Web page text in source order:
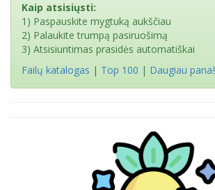
Kaip atsisiųsti:
1) Paspauskite mygtuką aukščiau
2) Palaukite trumpą pasiruošimą
3) Atsisiuntimas prasidės automatiškai
Failų katalogas | Top 100 | Daugiau